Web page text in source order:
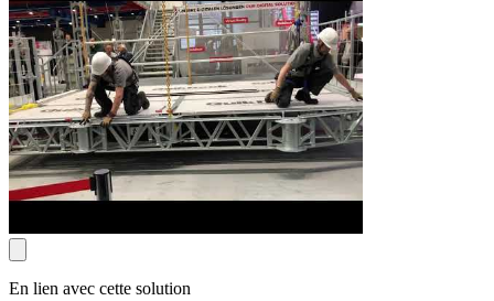
En lien avec cette solution